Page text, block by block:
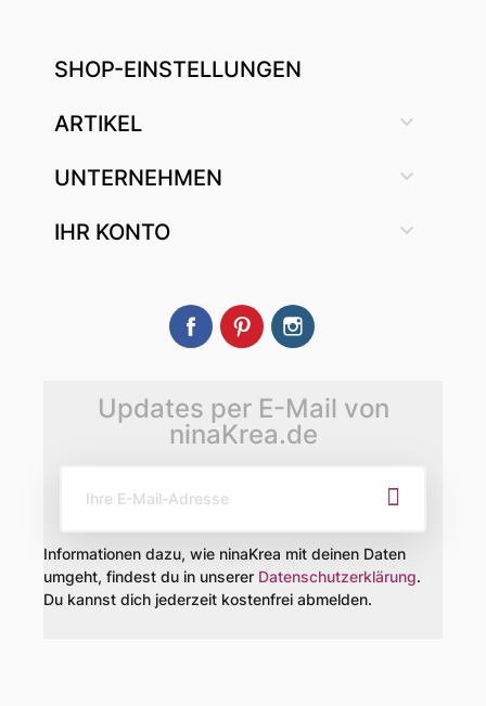
SHOP-EINSTELLUNGEN
ARTIKEL 
UNTERNEHMEN 
IHR KONTO 
FacebookPinterest
Updates per E-Mail von
ninaKrea.de
Informationen dazu, wie ninaKrea mit deinen Daten
umgeht, findest du in unserer Datenschutzerklärung.
Du kannst dich jederzeit kostenfrei abmelden.